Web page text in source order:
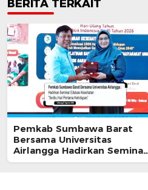
BERITA TERKAIT
Pemkab Sumbawa Barat
Bersama Universitas
Airlangga Hadirkan Seminar
Edukasi Kesehatan Seribu